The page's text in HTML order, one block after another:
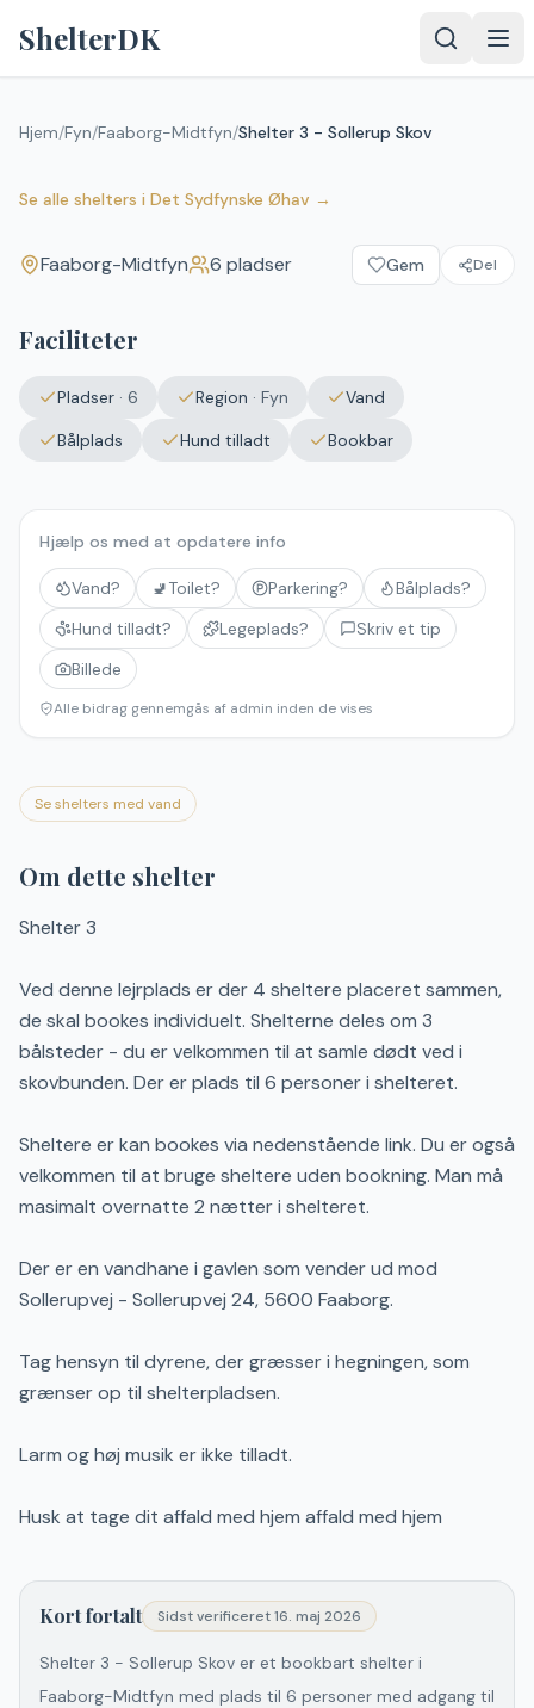
ShelterDK
Hjem/Fyn/Faaborg-Midtfyn/Shelter 3 - Sollerup Skov
Se alle shelters i Det Sydfynske Øhav →
Shelter 3 - Sollerup Skov
Faaborg-Midtfyn
Faaborg-Midtfyn 6 pladser Gem Del
Faciliteter
Pladser · 6 Region · Fyn
Vand
Bålplads
Hund tilladt Bookbar
Hjælp os med at opdatere info
Vand? 🚽Toilet? Parkering?
Bålplads?
Hund tilladt?
Legeplads?
Skriv et tip
Billede
Alle bidrag gennemgås af admin inden de vises
Se shelters med vand
Om dette shelter
Shelter 3
Ved denne lejrplads er der 4 sheltere placeret sammen,
de skal bookes individuelt. Shelterne deles om 3
bålsteder - du er velkommen til at samle dødt ved i
skovbunden. Der er plads til 6 personer i shelteret.
Sheltere er kan bookes via nedenstående link. Du er også
velkommen til at bruge sheltere uden bookning. Man må
masimalt overnatte 2 nætter i shelteret.
Der er en vandhane i gavlen som vender ud mod
Sollerupvej - Sollerupvej 24, 5600 Faaborg.
Tag hensyn til dyrene, der græsser i hegningen, som
grænser op til shelterpladsen.
Larm og høj musik er ikke tilladt.
Husk at tage dit affald med hjem affald med hjem
Kort fortalt Sidst verificeret16. maj 2026
Shelter 3 - Sollerup Skov er et bookbart shelter i
Faaborg-Midtfyn med plads til 6 personer med adgang til